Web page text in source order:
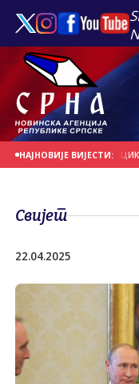
НАЈНОВИЈЕ ВИЈЕСТИ:
УДАРИО У ГРУПУ
Свијет
22.04.2025